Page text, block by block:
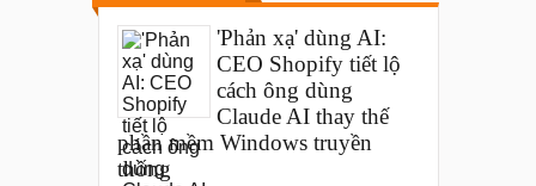
'Phản xạ' dùng AI:
CEO Shopify tiết lộ
cách ông dùng
Claude AI thay thế
phần mềm Windows truyền
thống